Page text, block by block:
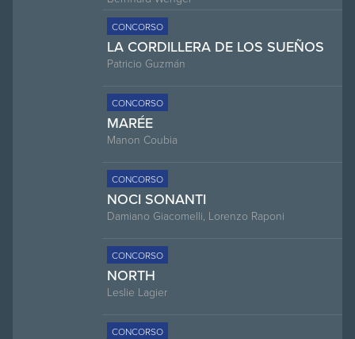
CONCORSO
LA CORDILLERA DE LOS SUEÑOS
Patricio Guzmán
CONCORSO
MARÉE
Manon Coubia
CONCORSO
NOCI SONANTI
Damiano Giacomelli, Lorenzo Raponi
CONCORSO
NORTH
Leslie Lagier
CONCORSO